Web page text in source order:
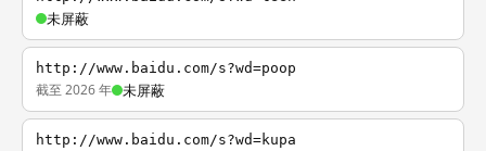
未屏蔽
http://www.baidu.com/s?wd=poop
截至 2026 年 未屏蔽
http://www.baidu.com/s?wd=kupa